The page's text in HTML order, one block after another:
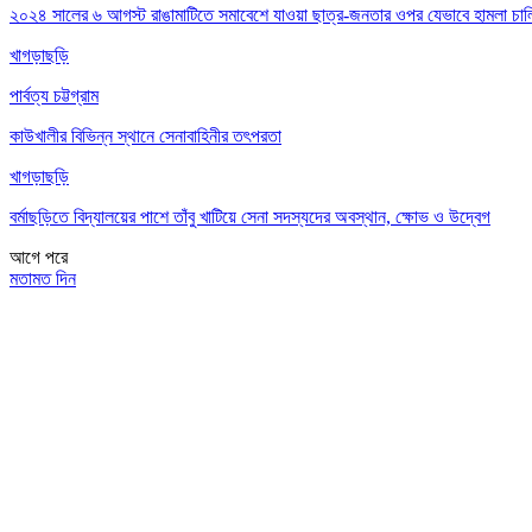
২০২৪ সালের ৬ আগস্ট রাঙামাটিতে সমাবেশে যাওয়া ছাত্র-জনতার ওপর যেভাবে হামলা
খাগড়াছড়ি
পার্বত্য চট্টগ্রাম
কাউখালীর বিভিন্ন স্থানে সেনাবাহিনীর তৎপরতা
খাগড়াছড়ি
বর্মাছড়িতে বিদ্যালয়ের পাশে তাঁবু খাটিয়ে সেনা সদস্যদের অবস্থান, ক্ষোভ ও উদ্বেগ
আগে পরে
মতামত দিন